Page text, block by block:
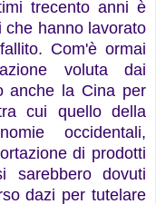
trecento anni è
che hanno lavorato
Com'è ormai
voluta dai
anche la Cina per
cui quello della
occidentali,
di prodotti
sarebbero dovuti
dazi per tutelare